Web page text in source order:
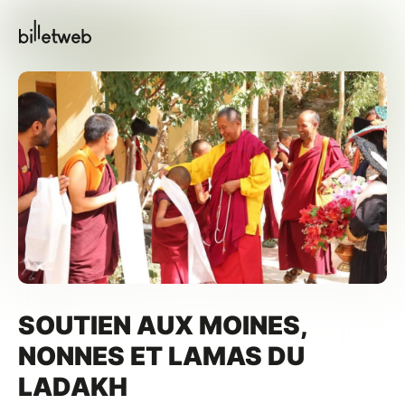
SOUTIEN AUX MOINES,
NONNES ET LAMAS DU
LADAKH